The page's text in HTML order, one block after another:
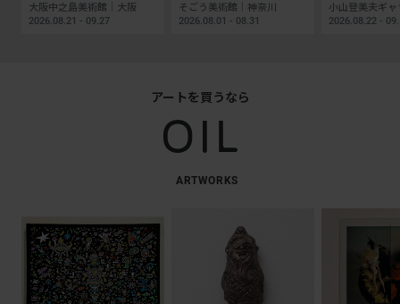
大阪中之島美術館｜大阪
2026.08.21 - 09.27
そごう美術館｜神奈川
2026.08.01 - 08.31
2026.08.22 -
アートを買うなら
ARTWORKS